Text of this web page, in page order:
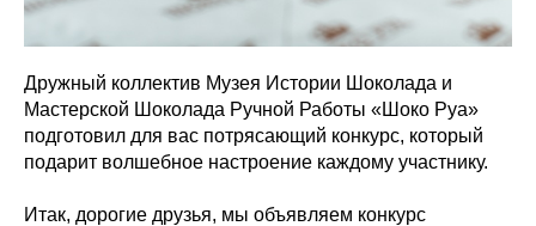
Дружный коллектив Музея Истории Шоколада и
Мастерской Шоколада Ручной Работы «Шоко Руа»
подготовил для вас потрясающий конкурс, который
подарит волшебное настроение каждому участнику.
Итак, дорогие друзья, мы объявляем конкурс